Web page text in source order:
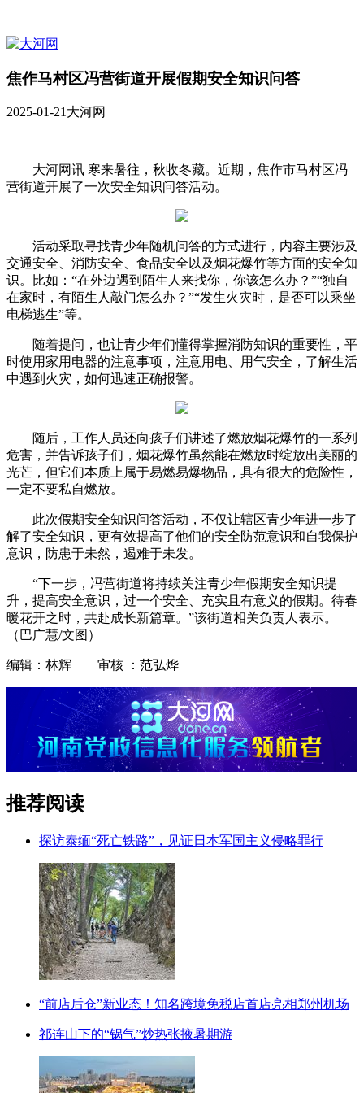
焦作马村区冯营街道开展假期安全知识问答
2025-01-21大河网
大河网讯 寒来暑往，秋收冬藏。近期，焦作市马村区冯
营街道开展了一次安全知识问答活动。
活动采取寻找青少年随机问答的方式进行，内容主要涉及
交通安全、消防安全、食品安全以及烟花爆竹等方面的安全知
识。比如：“在外边遇到陌生人来找你，你该怎么办？”“独自
在家时，有陌生人敲门怎么办？”“发生火灾时，是否可以乘坐
电梯逃生”等。
随着提问，也让青少年们懂得掌握消防知识的重要性，平
时使用家用电器的注意事项，注意用电、用气安全，了解生活
中遇到火灾，如何迅速正确报警。
随后，工作人员还向孩子们讲述了燃放烟花爆竹的一系列
危害，并告诉孩子们，烟花爆竹虽然能在燃放时绽放出美丽的
光芒，但它们本质上属于易燃易爆物品，具有很大的危险性，
一定不要私自燃放。
此次假期安全知识问答活动，不仅让辖区青少年进一步了
解了安全知识，更有效提高了他们的安全防范意识和自我保护
意识，防患于未然，遏难于未发。
“下一步，冯营街道将持续关注青少年假期安全知识提
升，提高安全意识，过一个安全、充实且有意义的假期。待春
暖花开之时，共赴成长新篇章。”该街道相关负责人表示。
（巴广慧/文图）
编辑：林辉 审核 ：范弘烨
推荐阅读
探访泰缅“死亡铁路”，见证日本军国主义侵略罪行
“前店后仓”新业态！知名跨境免税店首店亮相郑州机场
祁连山下的“锅气”炒热张掖暑期游